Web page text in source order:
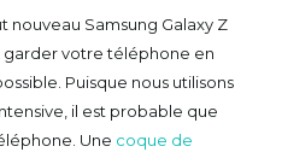
Samsung Galaxy Z
garder votre téléphone en
Puisque nous utilisons
il est probable que
Une coque de